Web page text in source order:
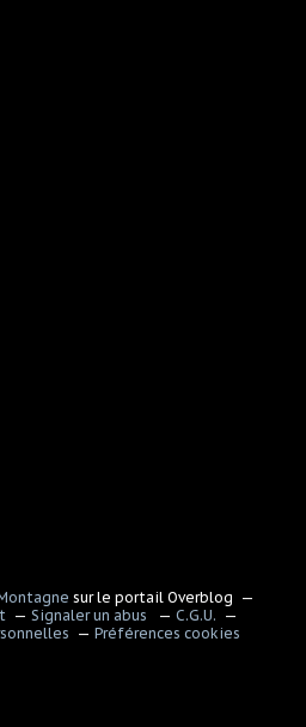
sur le portail Overblog
Signaler un abus
C.G.U.
Préférences cookies